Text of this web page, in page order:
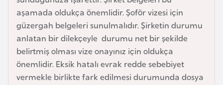
aşamada oldukça önemlidir. Şoför vizesi için
güzergah belgeleri sunulmalıdır. Şirketin durumu
anlatan bir dilekçeyle durumu net bir şekilde
belirtmiş olması vize onayınız için oldukça
önemlidir. Eksik hatalı evrak redde sebebiyet
vermekle birlikte fark edilmesi durumunda dosya
ş
B
e
l